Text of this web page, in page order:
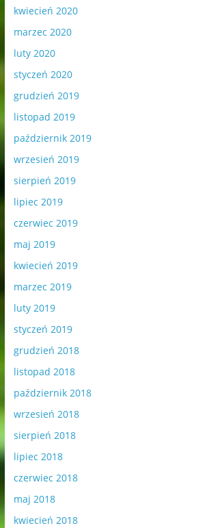
kwiecień 2020
marzec 2020
luty 2020
styczeń 2020
grudzień 2019
listopad 2019
październik 2019
wrzesień 2019
sierpień 2019
lipiec 2019
czerwiec 2019
maj 2019
kwiecień 2019
marzec 2019
luty 2019
styczeń 2019
grudzień 2018
listopad 2018
październik 2018
wrzesień 2018
sierpień 2018
lipiec 2018
czerwiec 2018
maj 2018
kwiecień 2018